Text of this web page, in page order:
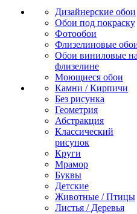
Дизайнерские обои
Обои под покраску
Фотообои
Флизелиновые
Обои виниловые на
флизелине
Моющиеся обои
Камни / Кирпичи
Без рисунка
Геометрия
Абстракция
Классический
рисунок
Круги
Мрамор
Буквы
Детские
Животные / Птицы
Листья / Деревья